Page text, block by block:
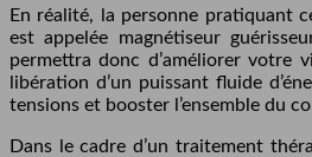
En réalité, la personne pratiquant
est appelée magnétiseur
permettra donc d’améliorer votre
libération d’un puissant fluide
tensions et booster l’ensemble du
Dans le cadre d’un traitement